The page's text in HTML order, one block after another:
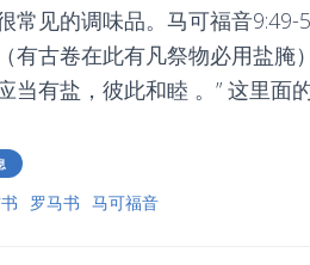
常见的调味品。马可福音
有古卷在此有凡祭物必用盐
当有盐，彼此和睦 。” 这里面
罗马书 马可福音